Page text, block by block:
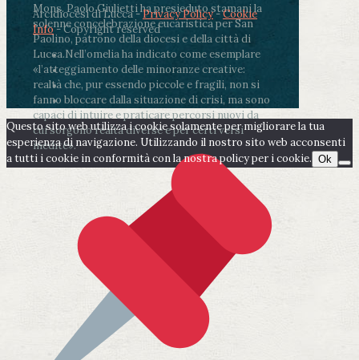
Mons. Paolo Giulietti ha presieduto stamani la
solenne concelebrazione eucaristica per San
Paolino, patrono della diocesi e della città di
Lucca.Nell’omelia ha indicato come esemplare
«l’atteggiamento delle minoranze creative:
realtà che, pur essendo piccole e fragili, non si
fanno bloccare dalla situazione di crisi, ma sono
capaci di intuire e praticare percorsi nuovi da
cui sorgono realtà diverse e per certi versi
inedite».
Arcidiocesi di Lucca -Privacy Policy-Cookie
Info- Copyright reserved
Questo sito web utilizza i cookie solamente per migliorare la tua
esperienza di navigazione. Utilizzando il nostro sito web acconsenti
a tutti i cookie in conformità con la nostra policy per i cookie. Ok